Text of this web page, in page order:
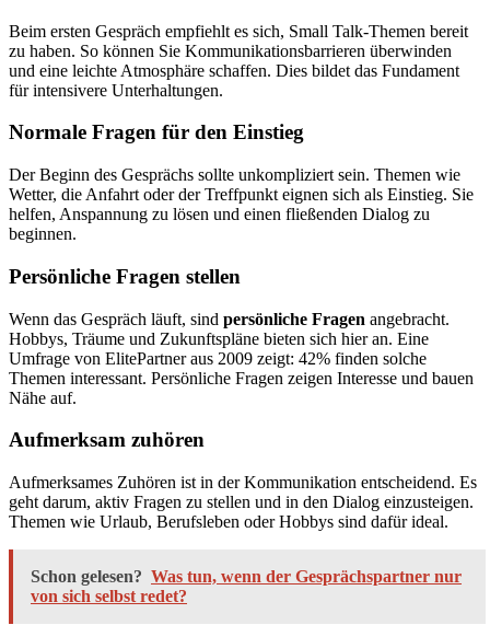
Beim ersten Gespräch empfiehlt es sich, Small Talk-Themen bereit
zu haben. So können Sie Kommunikationsbarrieren überwinden
und eine leichte Atmosphäre schaffen. Dies bildet das Fundament
für intensivere Unterhaltungen.
Normale Fragen für den Einstieg
Der Beginn des Gesprächs sollte unkompliziert sein. Themen wie
Wetter, die Anfahrt oder der Treffpunkt eignen sich als Einstieg. Sie
helfen, Anspannung zu lösen und einen fließenden Dialog zu
beginnen.
Persönliche Fragen stellen
Wenn das Gespräch läuft, sind persönliche Fragen angebracht.
Hobbys, Träume und Zukunftspläne bieten sich hier an. Eine
Umfrage von ElitePartner aus 2009 zeigt: 42% finden solche
Themen interessant. Persönliche Fragen zeigen Interesse und bauen
Nähe auf.
Aufmerksam zuhören
Aufmerksames Zuhören ist in der Kommunikation entscheidend. Es
geht darum, aktiv Fragen zu stellen und in den Dialog einzusteigen.
Themen wie Urlaub, Berufsleben oder Hobbys sind dafür ideal.
Schon gelesen? Was tun, wenn der Gesprächspartner nur
von sich selbst redet?